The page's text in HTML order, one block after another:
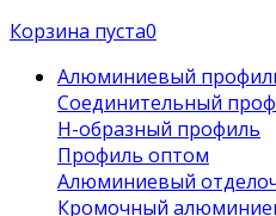
Корзина пуста0
Алюминиевый
Соединительный
Н-образный профиль
Профиль оптом
Алюминиевый
Кромочный